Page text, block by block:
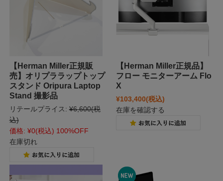
【Herman Miller正規販
売】オリプララップトップ
スタンド Oripura Laptop
Stand 撮影品
リテールプライス: ¥6,600(税
込)
価格: ¥0(税込) 100%OFF
在庫切れ
【Herman Miller正規品】
フロー モニターアーム Flo
X
¥103,400(税込)
在庫を確認する